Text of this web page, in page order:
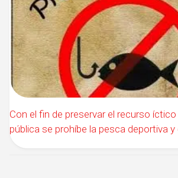
Con el fin de preservar el recurso íctico
pública se prohíbe la pesca deportiva